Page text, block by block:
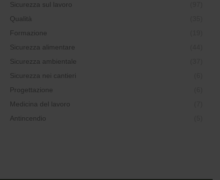
Sicurezza sul lavoro
Qualità
Formazione
Sicurezza alimentare
Sicurezza ambientale
Sicurezza nei cantieri
Progettazione
Medicina del lavoro
Antincendio